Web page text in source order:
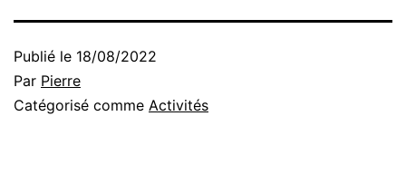
Publié le 18/08/2022
Par Pierre
Catégorisé comme Activités